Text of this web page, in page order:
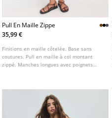
Pull En Maille Zippe
35,99 €
Finitions en maille côtelée. Base sans
coutures. Pull en maille à col montant
zippé. Manches longues avec poignets